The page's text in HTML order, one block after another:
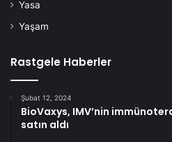
Yasa
Yaşam
Rastgele Haberler
Şubat 12, 2024
BioVaxys, IMV’nin
satın aldı